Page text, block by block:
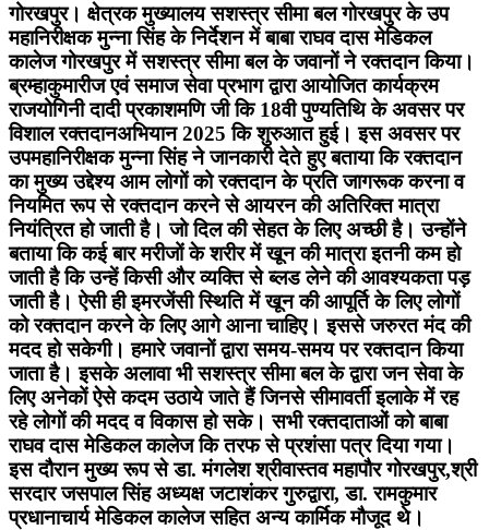
गोरखपुर। क्षेत्रक मुख्यालय सशस्त्र सीमा बल गोरखपुर के उप
महानिरीक्षक मुन्ना सिंह के निर्देशन में बाबा राघव दास मेडिकल
कालेज गोरखपुर में सशस्त्र सीमा बल के जवानों ने रक्तदान किया।
ब्रम्हाकुमारीज एवं समाज सेवा प्रभाग द्वारा आयोजित कार्यक्रम
राजयोगिनी दादी प्रकाशमणि जी कि 18वी पुण्यतिथि के अवसर पर
विशाल रक्तदानअभियान 2025 कि शुरुआत हुई। इस अवसर पर
उपमहानिरीक्षक मुन्ना सिंह ने जानकारी देते हुए बताया कि रक्तदान
का मुख्य उद्देश्य आम लोगों को रक्तदान के प्रति जागरूक करना व
नियमित रूप से रक्तदान करने से आयरन की अतिरिक्त मात्रा
नियंत्रित हो जाती है। जो दिल की सेहत के लिए अच्छी है। उन्होंने
बताया कि कई बार मरीजों के शरीर में खून की मात्रा इतनी कम हो
जाती है कि उन्हें किसी और व्यक्ति से ब्लड लेने की आवश्यकता पड़
जाती है। ऐसी ही इमरजेंसी स्थिति में खून की आपूर्ति के लिए लोगों
को रक्तदान करने के लिए आगे आना चाहिए। इससे जरुरत मंद की
मदद हो सकेगी। हमारे जवानों द्वारा समय-समय पर रक्तदान किया
जाता है। इसके अलावा भी सशस्त्र सीमा बल के द्वारा जन सेवा के
लिए अनेकों ऐसे कदम उठाये जाते हैं जिनसे सीमावर्ती इलाके में रह
रहे लोगों की मदद व विकास हो सके। सभी रक्तदाताओं को बाबा
राघव दास मेडिकल कालेज कि तरफ से प्रशंसा पत्र दिया गया।
इस दौरान मुख्य रूप से डा. मंगलेश श्रीवास्तव महापौर गोरखपुर,श्री
सरदार जसपाल सिंह अध्यक्ष जटाशंकर गुरुद्वारा, डा. रामकुमार
प्रधानाचार्य मेडिकल कालेज सहित अन्य कार्मिक मौजूद थे।